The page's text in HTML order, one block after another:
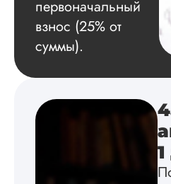
первоначальный
взнос (25% от
суммы).